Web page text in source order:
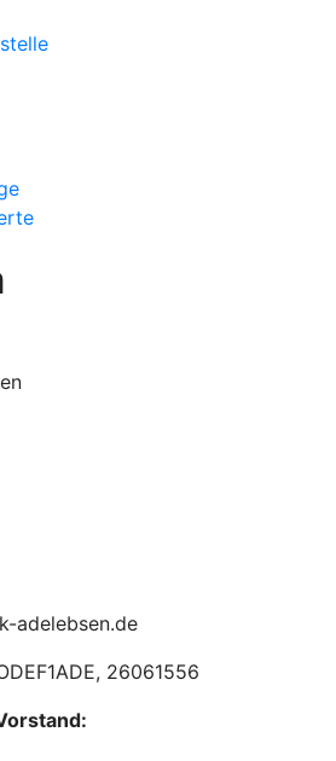
adelebsen.de
26061556